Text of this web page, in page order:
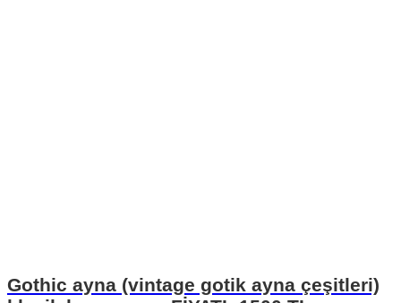
Gothic ayna (vintage gotik ayna çeşitleri)